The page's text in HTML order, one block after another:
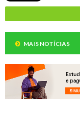
MAIS NOTÍCIAS